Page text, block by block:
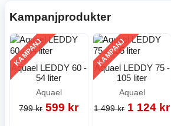
Kampanjprodukter
KAMPANJ
Aquael LEDDY 60 -
54 liter
Aquael
799 kr 599 kr
KAMPANJ
Aquael LEDDY 75 -
105 liter
Aquael
1 499 kr 1 124 kr